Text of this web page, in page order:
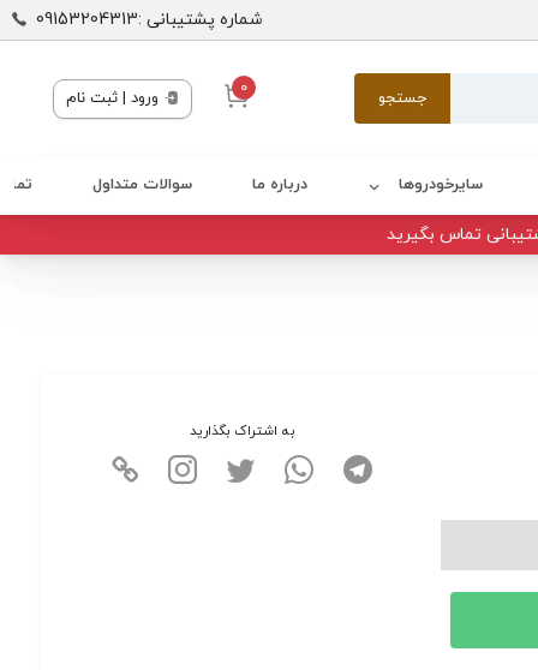
شماره پشتیبانی :09153204313
جستجو 0 ورود | ثبت نام
سایرخودروها درباره ما سوالات متداول
تماس بگیرید
به اشتراک بگذارید